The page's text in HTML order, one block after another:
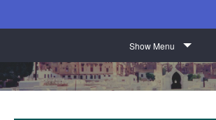
Show Menu